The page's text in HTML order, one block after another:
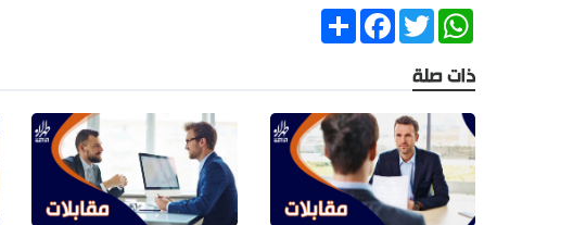
ShareFacebookTwitter
WhatsApp
ذات صلة